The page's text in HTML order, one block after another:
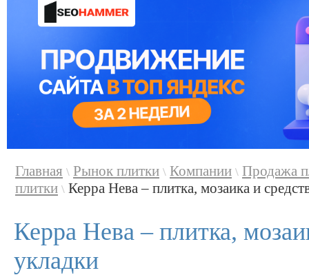
Главная \ Рынок плитки \ Компании \ Продажа
плитки \ Керра Нева – плитка, мозаика и
Керра Нева – плитка,
укладки